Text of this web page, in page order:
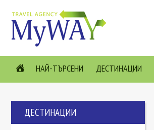
НАЙ-ТЪРСЕНИ ДЕСТИНАЦИИ
ДЕСТИНАЦИИ